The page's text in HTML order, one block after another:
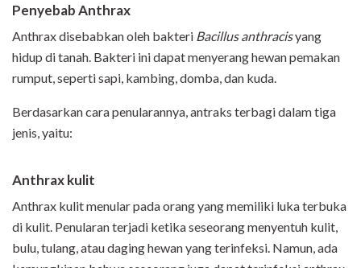
Penyebab Anthrax
Anthrax disebabkan oleh bakteri Bacillus anthracisyang
hidup di tanah. Bakteri ini dapat menyerang hewan pemakan
rumput, seperti sapi, kambing, domba, dan kuda.
Berdasarkan cara penularannya, antraks terbagi dalam tiga
jenis, yaitu:
Anthraxkulit
Anthrax kulit menular pada orang yang memiliki luka terbuka
di kulit. Penularan terjadi ketika seseorang menyentuh kulit,
bulu, tulang, atau daging hewan yang terinfeksi. Namun, ada